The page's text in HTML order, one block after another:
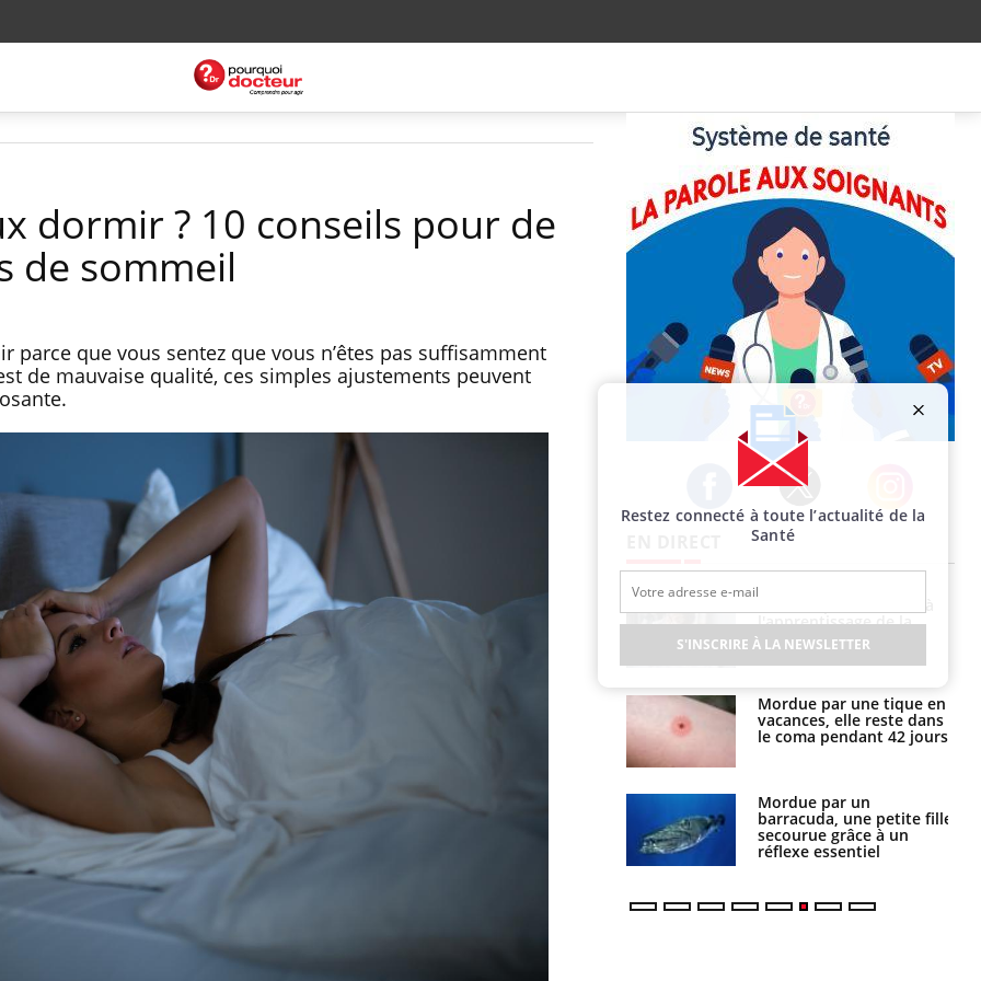
dormir ? 10 conseils pour de
de sommeil
parce que vous sentez que vous n’êtes pas suffisamment
de mauvaise qualité, ces simples ajustements peuvent
Facebook Twitter Instagram
VIH : la fin du comprimé
tous les jours se profile-t-
elle enfin ?
Pourquoi votre ventre
gâche-t-il les premiers
jours de vos vacances ?
Fortes chaleurs :
pourquoi le risque de
noyade grimpe-t-il ?
Le Viagra pourrait-il
freiner la propagation du
Grossesse et chaleur : ce
l'apprentissage de la
lecture ?
Mordue par une tique en
vacances, elle reste dans
le coma pendant 42 jours
Mordue par un
barracuda, une petite fille
secourue grâce à un
réflexe essentiel
Restez connecté à toute l’actualité de la
Santé
S'INSCRIRE À LA NEWSLETTER